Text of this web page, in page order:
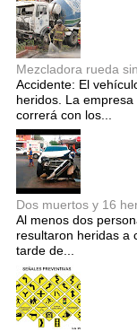
Mezcladora rueda
Accidente: El
heridos. La
correrá con los...
Dos muertos y 16
Al menos dos
resultaron heridas a
tarde de...